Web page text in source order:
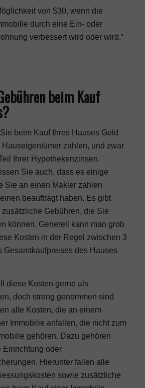
von $30, wenn die
durch eine Ein- oder
verbessert wird oder wird.“
beim Kauf
beim Kauf Ihres Hauses Geld
zahlen, und zwar
Ihrer Hypothekenzinsen.
Sie auch, dass es einige
Sie an einen Makler zahlen
beauftragt haben. Es gibt
Gebühren, die Sie
können. Generell kann man grob
Kosten in der Regel zwischen 3
Gesamtkaufpreises des Hauses
diese Kosten gerne als
doch streng genommen sind
alle Kosten, die an einem
Immobilie anfallen, die nicht zum
gehören. Dazu gehören
Einrichtung oder
Hierunter fallen alle
sowie zusätzliche